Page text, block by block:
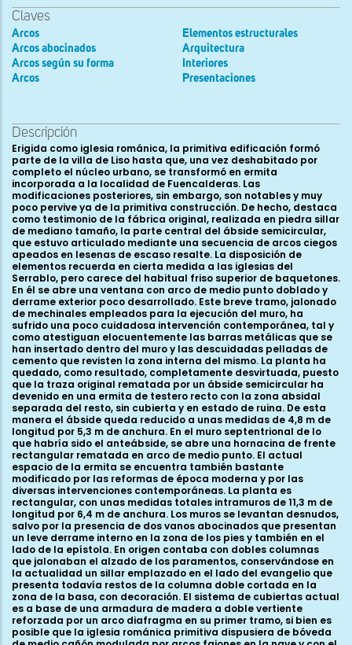
Claves
Arcos
Arcos abocinados
Arcos según su forma
Arcos
Elementos estructurales
Arquitectura
Interiores
Presentaciones
Descripción
Erigida como iglesia románica, la primitiva edificación formó
parte de la villa de Liso hasta que, una vez deshabitado por
completo el núcleo urbano, se transformó en ermita
incorporada a la localidad de Fuencalderas. Las
modificaciones posteriores, sin embargo, son notables y muy
poco pervive ya de la primitiva construcción. De hecho, destaca
como testimonio de la fábrica original, realizada en piedra sillar
de mediano tamaño, la parte central del ábside semicircular,
que estuvo articulado mediante una secuencia de arcos ciegos
apeados en lesenas de escaso resalte. La disposición de
elementos recuerda en cierta medida a las iglesias del
Serrablo, pero carece del habitual friso superior de baquetones.
En él se abre una ventana con arco de medio punto doblado y
derrame exterior poco desarrollado. Este breve tramo, jalonado
de mechinales empleados para la ejecución del muro, ha
sufrido una poco cuidadosa intervención contemporánea, tal y
como atestiguan elocuentemente las barras metálicas que se
han insertado dentro del muro y las descuidadas pelladas de
cemento que revisten la zona interna del mismo. La planta ha
quedado, como resultado, completamente desvirtuada, puesto
que la traza original rematada por un ábside semicircular ha
devenido en una ermita de testero recto con la zona absidal
separada del resto, sin cubierta y en estado de ruina. De esta
manera el ábside queda reducido a unas medidas de 4,8 m de
longitud por 5,3 m de anchura. En el muro septentrional de lo
que habría sido el anteábside, se abre una hornacina de frente
rectangular rematada en arco de medio punto. El actual
espacio de la ermita se encuentra también bastante
modificado por las reformas de época moderna y por las
diversas intervenciones contemporáneas. La planta es
rectangular, con unas medidas totales intramuros de 11,3 m de
longitud por 6,4 m de anchura. Los muros se levantan desnudos,
salvo por la presencia de dos vanos abocinados que presentan
un leve derrame interno en la zona de los pies y también en el
lado de la epístola. En origen contaba con dobles columnas
que jalonaban el alzado de los paramentos, conservándose en
la actualidad un sillar emplazado en el lado del evangelio que
presenta todavía restos de la columna doble cortada en la
zona de la basa, con decoración. El sistema de cubiertas actual
es a base de una armadura de madera a doble vertiente
reforzada por un arco diafragma en su primer tramo, si bien es
posible que la iglesia románica primitiva dispusiera de bóveda